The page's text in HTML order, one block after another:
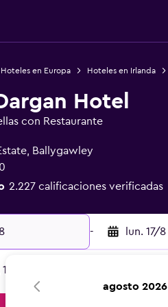
Hoteles en Europa Hoteles en Irlanda
Hotel
con Restaurante
Ballygawley
2.227 calificaciones verificadas
- lun. 17/8
habitación
agosto 2026